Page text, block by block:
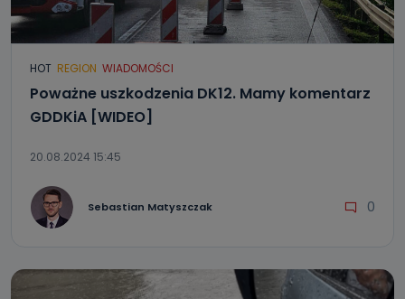
HOT REGION WIADOMOŚCI
Poważne uszkodzenia DK12. Mamy komentarz
GDDKiA [WIDEO]
20.08.2024 15:45
Sebastian Matyszczak 0